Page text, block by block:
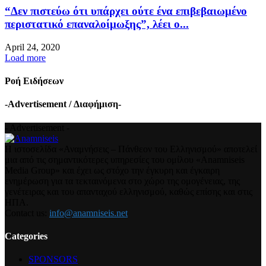
“Δεν πιστεύω ότι υπάρχει ούτε ένα επιβεβαιωμένο
περιστατικό επαναλοίμωξης”, λέει ο...
April 24, 2020
Load more
Ροή Ειδήσεων
-Advertisement / Διαφήμιση-
info@anamniseis.net
Categories
SPONSORS